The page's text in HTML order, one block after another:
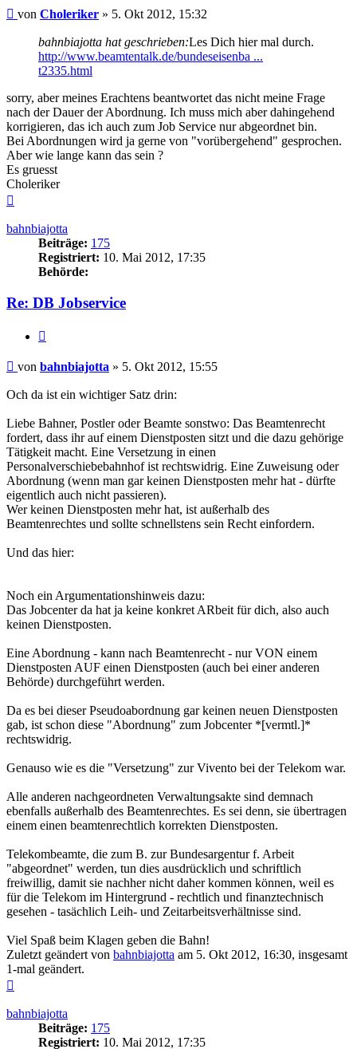
Beitrag
von Choleriker » 5. Okt 2012, 15:32
bahnbiajotta hat geschrieben:Les Dich hier mal durch.
http://www.beamtentalk.de/bundeseisenba ...
t2335.html
sorry, aber meines Erachtens beantwortet das nicht meine Frage
nach der Dauer der Abordnung. Ich muss mich aber dahingehend
korrigieren, das ich auch zum Job Service nur abgeordnet bin.
Bei Abordnungen wird ja gerne von "vorübergehend" gesprochen.
Aber wie lange kann das sein ?
Es gruesst
Choleriker
bahnbiajotta
Beiträge: 175
Registriert: 10. Mai 2012, 17:35
Behörde:
Re: DB Jobservice
Beitrag
von bahnbiajotta » 5. Okt 2012, 15:55
Och da ist ein wichtiger Satz drin:
Liebe Bahner, Postler oder Beamte sonstwo: Das Beamtenrecht
fordert, dass ihr auf einem Dienstposten sitzt und die dazu gehörige
Tätigkeit macht. Eine Versetzung in einen
Personalverschiebebahnhof ist rechtswidrig. Eine Zuweisung oder
Abordnung (wenn man gar keinen Dienstposten mehr hat - dürfte
eigentlich auch nicht passieren).
Wer keinen Dienstposten mehr hat, ist außerhalb des
Beamtenrechtes und sollte schnellstens sein Recht einfordern.
Und das hier:
Noch ein Argumentationshinweis dazu:
Das Jobcenter da hat ja keine konkret ARbeit für dich, also auch
keinen Dienstposten.
Eine Abordnung - kann nach Beamtenrecht - nur VON einem
Dienstposten AUF einen Dienstposten (auch bei einer anderen
Behörde) durchgeführt werden.
Da es bei dieser Pseudoabordnung gar keinen neuen Dienstposten
gab, ist schon diese "Abordnung" zum Jobcenter *[vermtl.]*
rechtswidrig.
Genauso wie es die "Versetzung" zur Vivento bei der Telekom war.
Alle anderen nachgeordneten Verwaltungsakte sind demnach
ebenfalls außerhalb des Beamtenrechtes. Es sei denn, sie übertragen
einem einen beamtenrechtlich korrekten Dienstposten.
Telekombeamte, die zum B. zur Bundesargentur f. Arbeit
"abgeordnet" werden, tun dies ausdrücklich und schriftlich
freiwillig, damit sie nachher nicht daher kommen können, weil es
für die Telekom im Hintergrund - rechtlich und finanztechnisch
gesehen - tasächlich Leih- und Zeitarbeitsverhältnisse sind.
Viel Spaß beim Klagen geben die Bahn!
Zuletzt geändert von bahnbiajotta am 5. Okt 2012, 16:30, insgesamt
1-mal geändert.
bahnbiajotta
Beiträge: 175
Registriert: 10. Mai 2012, 17:35